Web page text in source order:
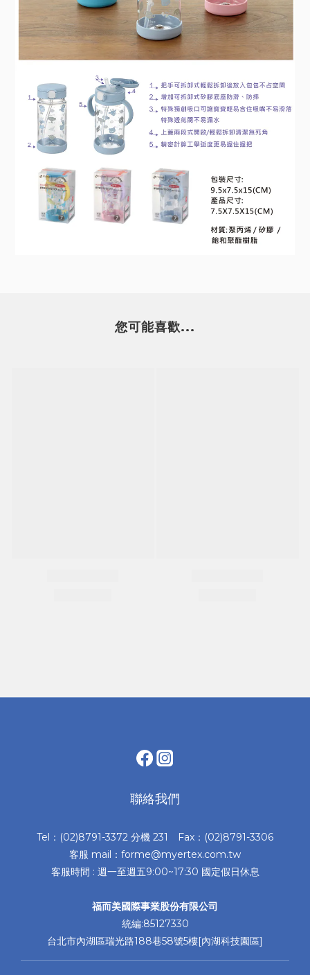
您可能喜歡...
聯絡我們
Tel：(02)8791-3372 分機 231 Fax：(02)8791-3306
客服 mail：forme@myertex.com.tw
客服時間 : 週一至週五9:00~17:30 國定假日休息
福而美國際事業股份有限公司
統編:85127330
台北市內湖區瑞光路188巷58號5樓[內湖科技園區]